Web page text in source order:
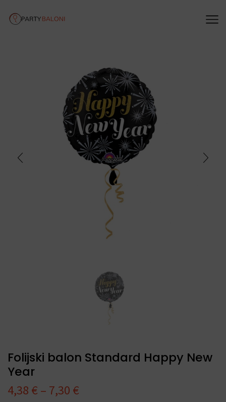
Folijski balon Standard Happy New
Year
4,38 € – 7,30 €